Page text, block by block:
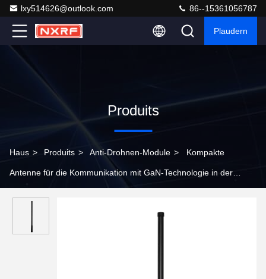
lxy514626@outlook.com 86--15361056787
Plaudern
Produits
Haus > Produits > Anti-Drohnen-Module > Kompakte
Antenne für die Kommunikation mit GaN-Technologie in der